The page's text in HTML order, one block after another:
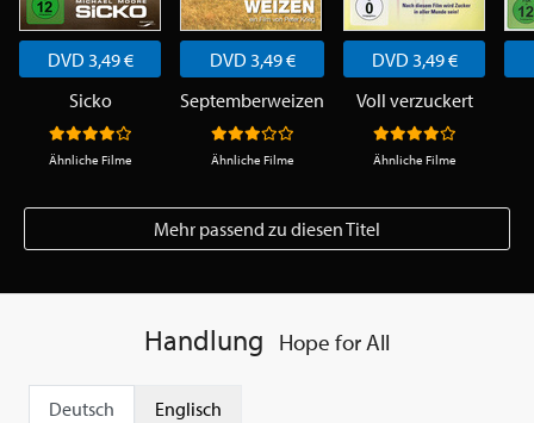
DVD 3,49 €
Sicko
Ähnliche Filme
DVD 3,49 €
Septemberweizen
Ähnliche Filme
DVD 3,49 €
Voll verzuckert
Ähnliche Filme
Mehr passend zu diesen Titel
Handlung Hope for All
Deutsch Englisch